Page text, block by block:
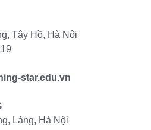
Tây Hồ, Hà Nội
star.edu.vn
Láng, Hà Nội